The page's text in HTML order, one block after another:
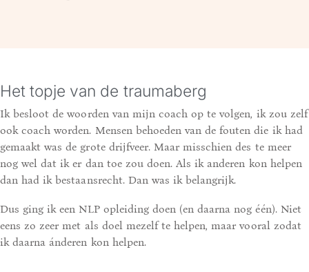
Het topje van de traumaberg
Ik besloot de woorden van mijn coach op te volgen, ik zou zelf
ook coach worden. Mensen behoeden van de fouten die ik had
gemaakt was de grote drijfveer. Maar misschien des te meer
nog wel dat ik er dan toe zou doen. Als ik anderen kon helpen
dan had ik bestaansrecht. Dan was ik belangrijk.
Dus ging ik een NLP opleiding doen (en daarna nog één). Niet
eens zo zeer met als doel mezelf te helpen, maar vooral zodat
ik daarna ánderen kon helpen.